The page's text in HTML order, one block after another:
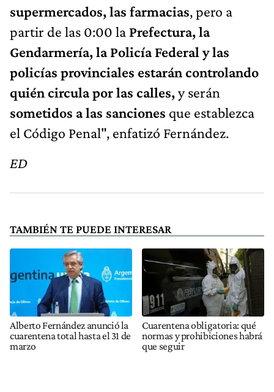
supermercados, las farmacias, pero a
partir de las 0:00 la Prefectura, la
Gendarmería, la Policía Federal y las
policías provinciales estarán controlando
quién circula por las calles,y serán
sometidos a las sanciones que establezca
el Código Penal", enfatizó Fernández.
ED
TAMBIÉN TE PUEDE INTERESAR
Alberto Fernández anunció la
cuarentena total hasta el 31 de
marzo
Cuarentena obligatoria: qué
normas y prohibiciones habrá
que seguir